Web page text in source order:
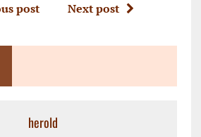
post Next post
herold